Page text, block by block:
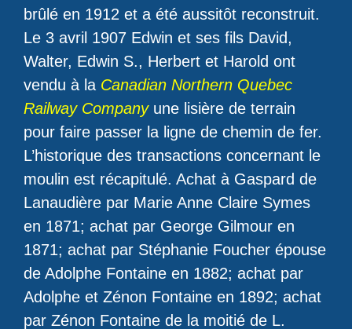
brûlé en 1912 et a été aussitôt reconstruit.
Le 3 avril 1907 Edwin et ses fils David,
Walter, Edwin S., Herbert et Harold ont
vendu à la Canadian Northern Quebec
Railway Companyune lisière de terrain
pour faire passer la ligne de chemin de fer.
L’historique des transactions concernant le
moulin est récapitulé. Achat à Gaspard de
Lanaudière par Marie Anne Claire Symes
en 1871; achat par George Gilmour en
1871; achat par Stéphanie Foucher épouse
de Adolphe Fontaine en 1882; achat par
Adolphe et Zénon Fontaine en 1892; achat
par Zénon Fontaine de la moitié de L.